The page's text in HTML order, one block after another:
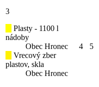
3
Plasty - 1100 l
nádoby
Obec Hronec
Vrecový zber
plastov, skla
Obec Hronec
4 5